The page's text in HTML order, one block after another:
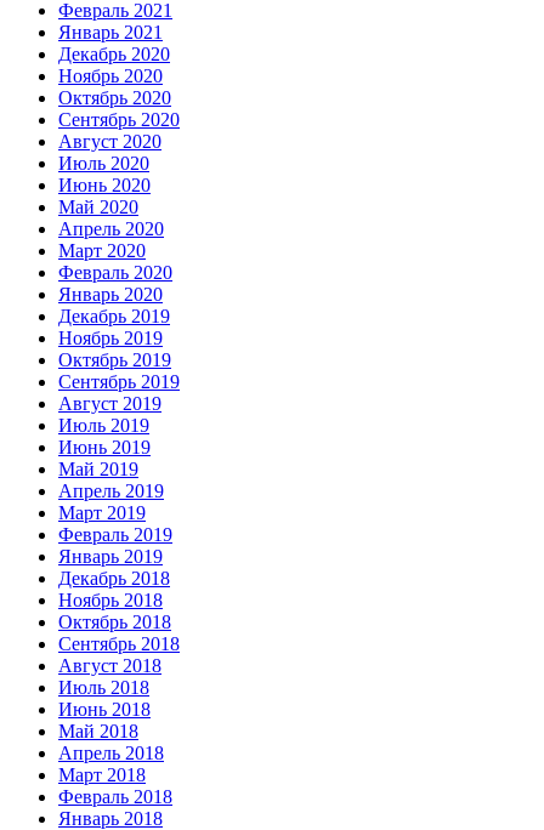
Февраль 2021
Январь 2021
Декабрь 2020
Ноябрь 2020
Октябрь 2020
Сентябрь 2020
Август 2020
Июль 2020
Июнь 2020
Май 2020
Апрель 2020
Март 2020
Февраль 2020
Январь 2020
Декабрь 2019
Ноябрь 2019
Октябрь 2019
Сентябрь 2019
Август 2019
Июль 2019
Июнь 2019
Май 2019
Апрель 2019
Март 2019
Февраль 2019
Январь 2019
Декабрь 2018
Ноябрь 2018
Октябрь 2018
Сентябрь 2018
Август 2018
Июль 2018
Июнь 2018
Май 2018
Апрель 2018
Март 2018
Февраль 2018
Январь 2018